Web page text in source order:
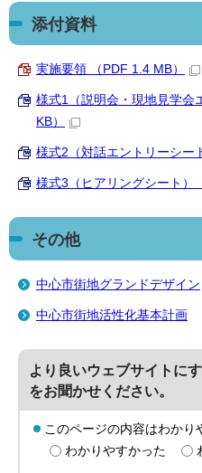
添付資料
実施要領 （PDF 1.4 MB）
様式1（説明会・現地見学会
KB）
様式2（対話エントリーシー
様式3（ヒアリングシート）
その他
中心市街地グランドデザイン
中心市街地活性化基本計画
より良いウェブサイトに
をお聞かせください。
このページの内容はわかり
わかりやすかった